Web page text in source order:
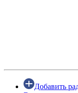
Добавить